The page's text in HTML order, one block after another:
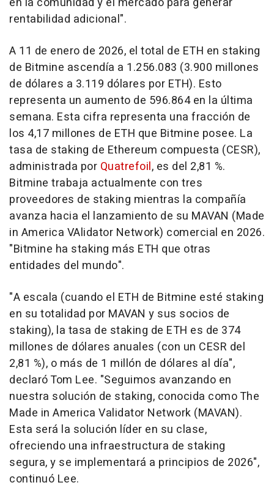
rentabilidad adicional".
A 11 de enero de 2026, el total de ETH en staking
de Bitmine ascendía a 1.256.083 (3.900 millones
de dólares a 3.119 dólares por ETH). Esto
representa un aumento de 596.864 en la última
semana. Esta cifra representa una fracción de
los 4,17 millones de ETH que Bitmine posee. La
tasa de staking de Ethereum compuesta (CESR),
administrada por Quatrefoil, es del 2,81 %.
Bitmine trabaja actualmente con tres
proveedores de staking mientras la compañía
avanza hacia el lanzamiento de su MAVAN (Made
in America VAlidator Network) comercial en 2026.
"Bitmine ha staking más ETH que otras
entidades del mundo".
"A escala (cuando el ETH de Bitmine esté staking
en su totalidad por MAVAN y sus socios de
staking), la tasa de staking de ETH es de 374
millones de dólares anuales (con un CESR del
2,81 %), o más de 1 millón de dólares al día",
declaró Tom Lee. "Seguimos avanzando en
nuestra solución de staking, conocida como The
Made in America Validator Network (MAVAN).
Esta será la solución líder en su clase,
ofreciendo una infraestructura de staking
segura, y se implementará a principios de 2026",
continuó Lee.